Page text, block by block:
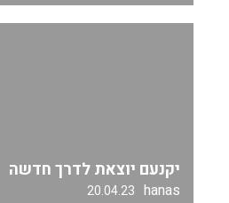
יקנעם יוצאת לדרך חדשה
hanas
20.04.23